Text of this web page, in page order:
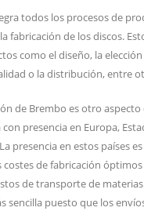
todos los procesos de
fabricación de los discos.
como el diseño, la
o la distribución, entre
de Brembo es otro aspecto
presencia en Europa,
presencia en estos países
costes de fabricación
de transporte de
sencilla puesto que los